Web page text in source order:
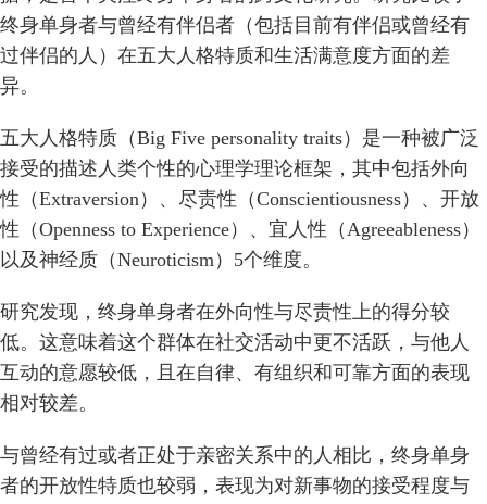
终身单身者与曾经有伴侣者（包括目前有伴侣或曾经有
过伴侣的人）在五大人格特质和生活满意度方面的差
异。
五大人格特质（Big Five personality traits）是一种被广泛
接受的描述人类个性的心理学理论框架，其中包括外向
性（Extraversion）、尽责性（Conscientiousness）、开放
性（Openness to Experience）、宜人性（Agreeableness）
以及神经质（Neuroticism）5个维度。
研究发现，终身单身者在外向性与尽责性上的得分较
低。这意味着这个群体在社交活动中更不活跃，与他人
互动的意愿较低，且在自律、有组织和可靠方面的表现
相对较差。
与曾经有过或者正处于亲密关系中的人相比，终身单身
者的开放性特质也较弱，表现为对新事物的接受程度与